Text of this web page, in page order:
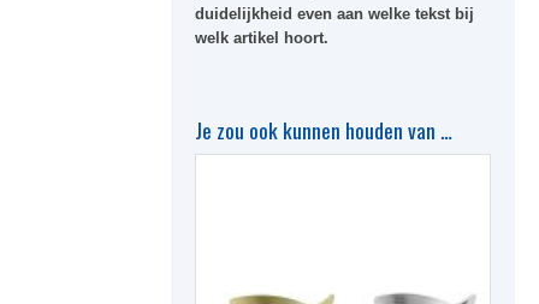
duidelijkheid even aan welke tekst bij
welk artikel hoort.
Je zou ook kunnen houden van …